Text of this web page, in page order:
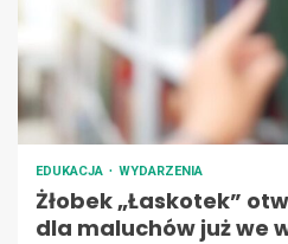
EDUKACJA WYDARZENIA
Żłobek „Łaskotek”
dla maluchów już we